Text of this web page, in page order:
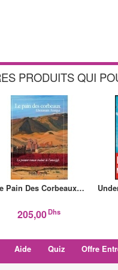
PRODUITS QUI
Pain Des Corbeaux…
205,00Dhs
Aide Quiz Offre